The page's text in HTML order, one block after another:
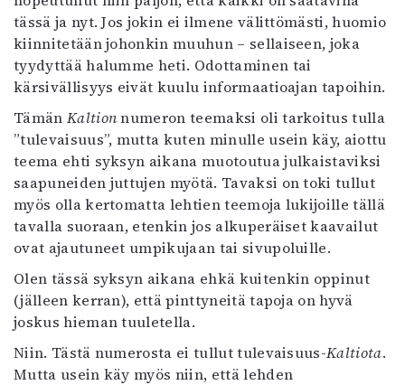
Musiikki
Levyt
Kuvataide
Kirjat
Esitystaide
Arkisto
Lehdet
4/2026
2–3/2026
1/2026
6/2025
5/2025 saame
Lehtiarkisto
tässä ja nyt. Jos jokin ei ilmene välittömästi, huomio
kiinnitetään johonkin muuhun – sellaiseen, joka
tyydyttää halumme heti. Odottaminen tai
kärsivällisyys eivät kuulu informaatioajan tapoihin.
Tämän Kaltionnumeron teemaksi oli tarkoitus tulla
”tulevaisuus”, mutta kuten minulle usein käy, aiottu
teema ehti syksyn aikana muotoutua julkaistaviksi
saapuneiden juttujen myötä. Tavaksi on toki tullut
myös olla kertomatta lehtien teemoja lukijoille tällä
tavalla suoraan, etenkin jos alkuperäiset kaavailut
ovat ajautuneet umpikujaan tai sivupoluille.
Olen tässä syksyn aikana ehkä kuitenkin oppinut
(jälleen kerran), että pinttyneitä tapoja on hyvä
joskus hieman tuuletella.
Niin. Tästä numerosta ei tullut tulevaisuus-Kaltiota.
Mutta usein käy myös niin, että lehden